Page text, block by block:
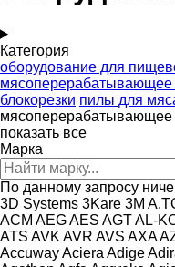
Категория
оборудование для
мясоперерабатывающее
блокорезки пилы для
мясоперерабатывающее
показать все
Марка
По данному запросу
3D Systems 3Kare 3M
ACM AEGAES AGTAL-
ATS AVK AVR AVS AXA
AccuwayAciera Adige